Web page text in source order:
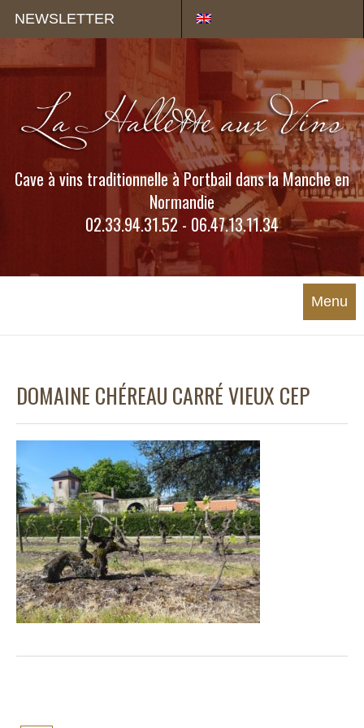
NEWSLETTER
Cave à vins traditionnelle à Portbail dans la Manche en
Normandie
02.33.94.31.52 - 06.47.13.11.34
Menu
DOMAINE CHÉREAU CARRÉ VIEUX CEP
Panneau de gestion des cookies